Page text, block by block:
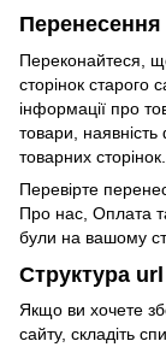
Перенесення
Переконайтеся,
сторінок старого
інформації про
товари, наявність
товарних сторінок.
Перевірте
Про нас, Оплата
були на вашому
Структура
Якщо ви хочете
сайту, складіть